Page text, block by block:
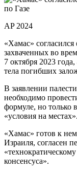
AP 2024
«Хамас»
захваченных во
7 октября 2023
тела погибших
В заявлении
необходимо
формуле, но только
«условия на местах».
«Хамас» готов к
Израиля, согласен
консенсуса».